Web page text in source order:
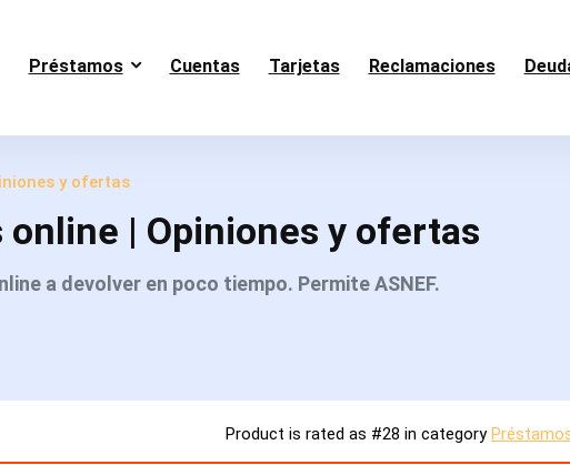
Préstamos Cuentas Tarjetas Reclamaciones
y ofertas
online | Opiniones y ofertas
a devolver en poco tiempo. Permite ASNEF.
Product is rated as #28 in category